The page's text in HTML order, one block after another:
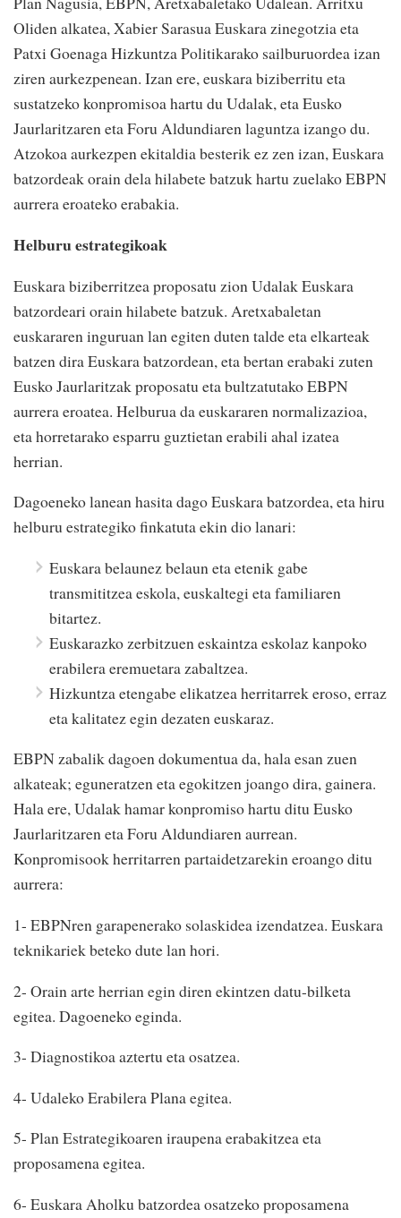
Oliden alkatea, Xabier Sarasua Euskara zinegotzia eta
Patxi Goenaga Hizkuntza Politikarako sailburuordea izan
ziren aurkezpenean. Izan ere, euskara biziberritu eta
sustatzeko konpromisoa hartu du Udalak, eta Eusko
Jaurlaritzaren eta Foru Aldundiaren laguntza izango du.
Atzokoa aurkezpen ekitaldia besterik ez zen izan, Euskara
batzordeak orain dela hilabete batzuk hartu zuelako EBPN
aurrera eroateko erabakia.
Helburu estrategikoak
Euskara biziberritzea proposatu zion Udalak Euskara
batzordeari orain hilabete batzuk. Aretxabaletan
euskararen inguruan lan egiten duten talde eta elkarteak
batzen dira Euskara batzordean, eta bertan erabaki zuten
Eusko Jaurlaritzak proposatu eta bultzatutako EBPN
aurrera eroatea. Helburua da euskararen normalizazioa,
eta horretarako esparru guztietan erabili ahal izatea
herrian.
Dagoeneko lanean hasita dago Euskara batzordea, eta hiru
helburu estrategiko finkatuta ekin dio lanari:
Euskara belaunez belaun eta etenik gabe
transmititzea eskola, euskaltegi eta familiaren
bitartez.
Euskarazko zerbitzuen eskaintza eskolaz kanpoko
erabilera eremuetara zabaltzea.
Hizkuntza etengabe elikatzea herritarrek eroso, erraz
eta kalitatez egin dezaten euskaraz.
EBPN zabalik dagoen dokumentua da, hala esan zuen
alkateak; eguneratzen eta egokitzen joango dira, gainera.
Hala ere, Udalak hamar konpromiso hartu ditu Eusko
Jaurlaritzaren eta Foru Aldundiaren aurrean.
Konpromisook herritarren partaidetzarekin eroango ditu
aurrera:
1- EBPNren garapenerako solaskidea izendatzea. Euskara
teknikariek beteko dute lan hori.
2- Orain arte herrian egin diren ekintzen datu-bilketa
egitea. Dagoeneko eginda.
3- Diagnostikoa aztertu eta osatzea.
4- Udaleko Erabilera Plana egitea.
5- Plan Estrategikoaren iraupena erabakitzea eta
proposamena egitea.
6- Euskara Aholku batzordea osatzeko proposamena